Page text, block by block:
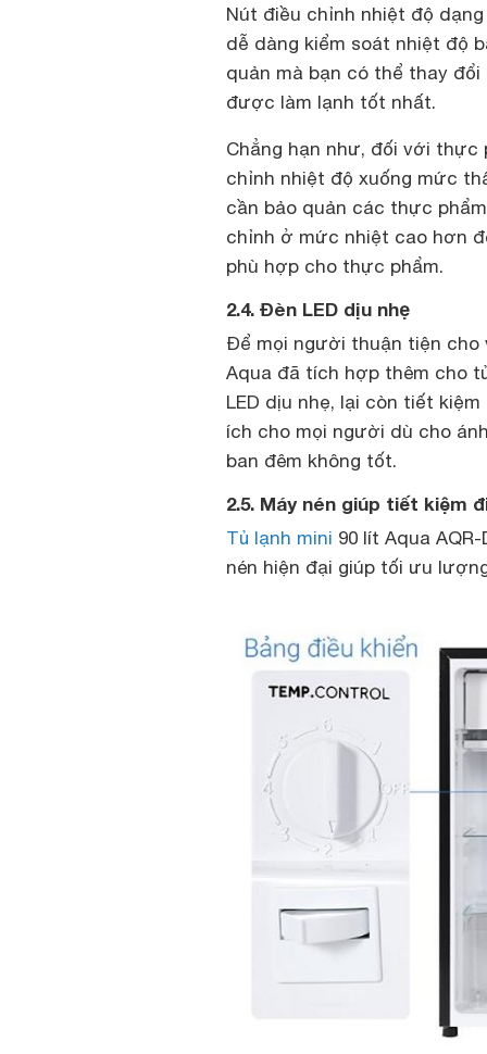
Nút điều chỉnh nhiệt độ
dễ dàng kiểm soát nhiệt độ
quản mà bạn có thể thay
được làm lạnh tốt nhất.
Chẳng hạn như, đối với
chỉnh nhiệt độ xuống mức
cần bảo quản các thực
chỉnh ở mức nhiệt cao hơn
phù hợp cho thực phẩm.
2.4. Đèn LED dịu nhẹ
Để mọi người thuận tiện cho
Aqua đã tích hợp thêm cho
LED dịu nhẹ, lại còn tiết
ích cho mọi người dù cho
ban đêm không tốt.
2.5. Máy nén giúp tiết kiệm
Tủ lạnh mini 90 lít Aqua
nén hiện đại giúp tối ưu